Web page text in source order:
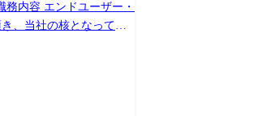
、当社の核となって頂
られるように決定いた